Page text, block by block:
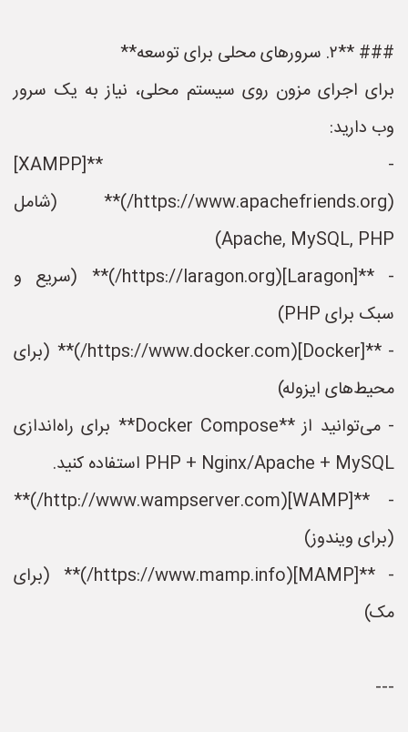
### **۲. سرورهای محلی برای توسعه**
برای اجرای مزون روی سیستم محلی، نیاز به یک سرور
وب دارید:
- **[XAMPP]
(https://www.apachefriends.org/)** (شامل
Apache, MySQL, PHP)
- **[Laragon](https://laragon.org/)** (سریع و
سبک برای PHP)
- **[Docker](https://www.docker.com/)** (برای
محیط‌های ایزوله)
- می‌توانید از **Docker Compose** برای راه‌اندازی
PHP + Nginx/Apache + MySQL استفاده کنید.
- **[WAMP](http://www.wampserver.com/)**
(برای ویندوز)
- **[MAMP](https://www.mamp.info/)** (برای
مک)
---